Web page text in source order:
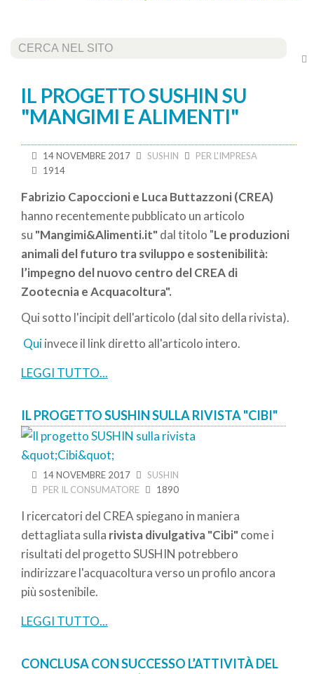
Cerca...
IL PROGETTO SUSHIN SU
"MANGIMI E ALIMENTI"
14 NOVEMBRE 2017 SUSHIN
PER L'IMPRESA
1914
Fabrizio Capoccioni e Luca Buttazzoni (CREA)
hanno recentemente pubblicato un articolo
su "Mangimi&Alimenti.it"dal titolo "Le produzioni
animali del futuro tra sviluppo e sostenibilità:
l’impegno del nuovo centro del CREA di
Zootecnia e Acquacoltura".
Qui sotto l'incipit dell'articolo (dal sito della rivista).
Quiinvece il link diretto all'articolo intero.
LEGGI TUTTO...
IL PROGETTO SUSHIN SULLA RIVISTA "CIBI"
14 NOVEMBRE 2017
SUSHIN
PER IL CONSUMATORE
1890
I ricercatori del CREA spiegano in maniera
dettagliata sulla rivista divulgativa "Cibi"come i
risultati del progetto SUSHIN potrebbero
indirizzare l'acquacoltura verso un profilo ancora
più sostenibile.
LEGGI TUTTO...
CONCLUSA CON SUCCESSO L’ATTIVITÀ DEL